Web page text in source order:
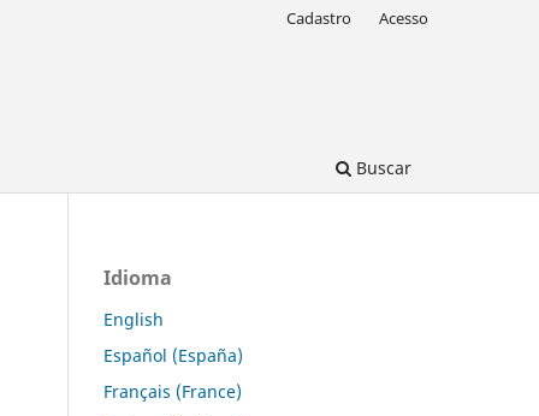
Buscar
Cadastro Acesso
Idioma
English
Español (España)
Français (France)